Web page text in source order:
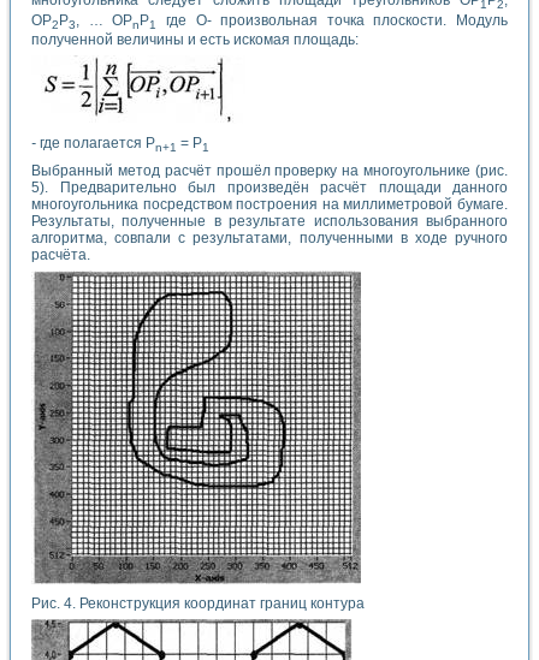
1 2
OP2P3, … OPnP1 где О- произвольная точка плоскости. Модуль
полученной величины и есть искомая площадь:
- где полагается Pn+1 = P1
Выбранный метод расчёт прошёл проверку на многоугольнике (рис.
5). Предварительно был произведён расчёт площади данного
многоугольника посредством построения на миллиметровой бумаге.
Результаты, полученные в результате использования выбранного
алгоритма, совпали с результатами, полученными в ходе ручного
расчёта.
Рис. 4. Реконструкция координат границ контура